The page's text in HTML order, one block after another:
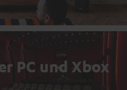
PC und Xbox